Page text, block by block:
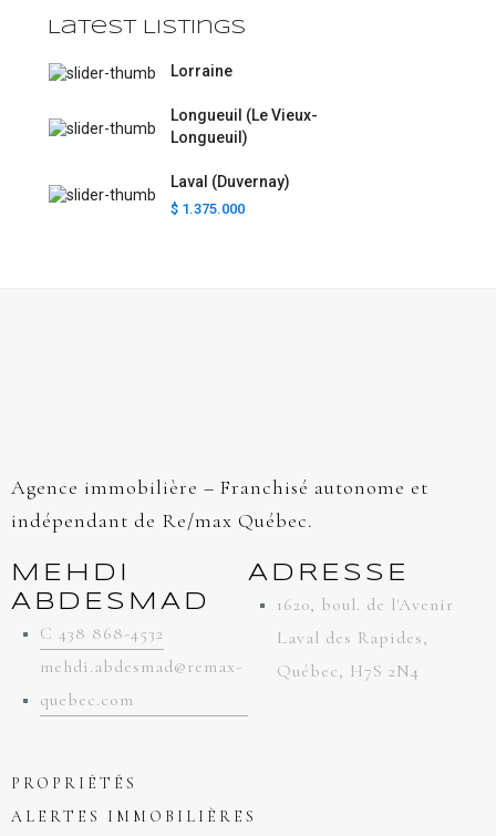
Latest Listings
Lorraine
Longueuil (Le Vieux-
Longueuil)
Laval (Duvernay)
$ 1.375.000
Agence immobilière – Franchisé autonome et
indépendant de Re/max Québec.
MEHDI
ABDESMAD
C 438 868-4532
mehdi.abdesmad@remax-
quebec.com
ADRESSE
1620, boul. de l'Avenir
Laval des Rapides,
Québec, H7S 2N4
PROPRIÉTÉS
ALERTES IMMOBILIÈRES